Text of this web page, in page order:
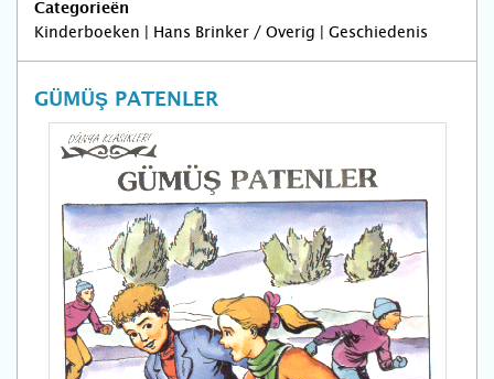
Categorieën
Kinderboeken | Hans Brinker / Overig | Geschiedenis
GÜMÜŞ PATENLER